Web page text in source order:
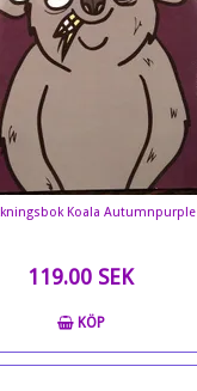
Koala Autumnpurple
119.00 SEK
KÖP